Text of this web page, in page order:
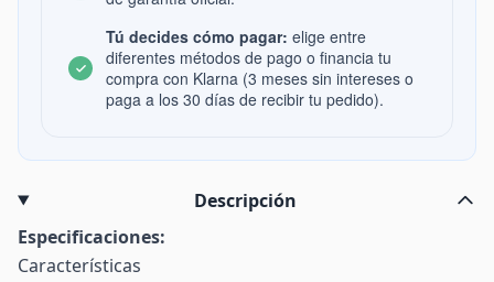
Tú decides cómo pagar: elige entre
diferentes métodos de pago o financia tu
compra con Klarna (3 meses sin intereses o
paga a los 30 días de recibir tu pedido).
Descripción
Especificaciones:
Características